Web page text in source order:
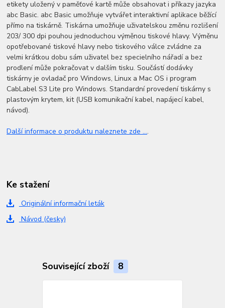
etikety uložený v paměťové kartě může obsahovat i příkazy jazyka
abc Basic. abc Basic umožňuje vytvářet interaktivní aplikace běžící
přímo na tiskárně. Tiskárna umožňuje uživatelskou změnu rozlišení
203/ 300 dpi pouhou jednoduchou výměnou tiskové hlavy. Výměnu
opotřebované tiskové hlavy nebo tiskového válce zvládne za
velmi krátkou dobu sám uživatel bez specielního nářadí a bez
prodlení může pokračovat v dalším tisku. Součástí dodávky
tiskárny je ovladač pro Windows, Linux a Mac OS i program
CabLabel S3 Lite pro Windows. Standardní provedení tiskárny s
plastovým krytem, kit (USB komunikační kabel, napájecí kabel,
návod).
Další informace o produktu naleznete zde ....
Ke stažení
Originální informační leták
Návod (česky)
Související zboží 8